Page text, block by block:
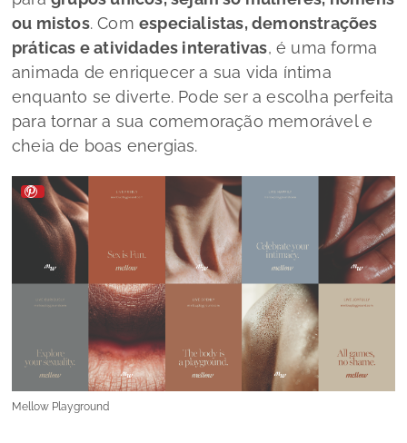
ou mistos. Comespecialistas, demonstrações
práticas e atividades interativas, é uma forma
animada de enriquecer a sua vida íntima
enquanto se diverte. Pode ser a escolha perfeita
para tornar a sua comemoração memorável e
cheia de boas energias.
Mellow Playground